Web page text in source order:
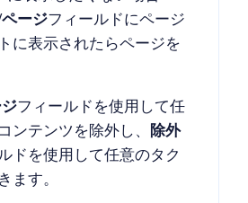
ージフィールドにページ
に表示されたらページを
フィールドを使用して任
ンテンツを除外し、
除外
ドを使用して任意のタク
ます。